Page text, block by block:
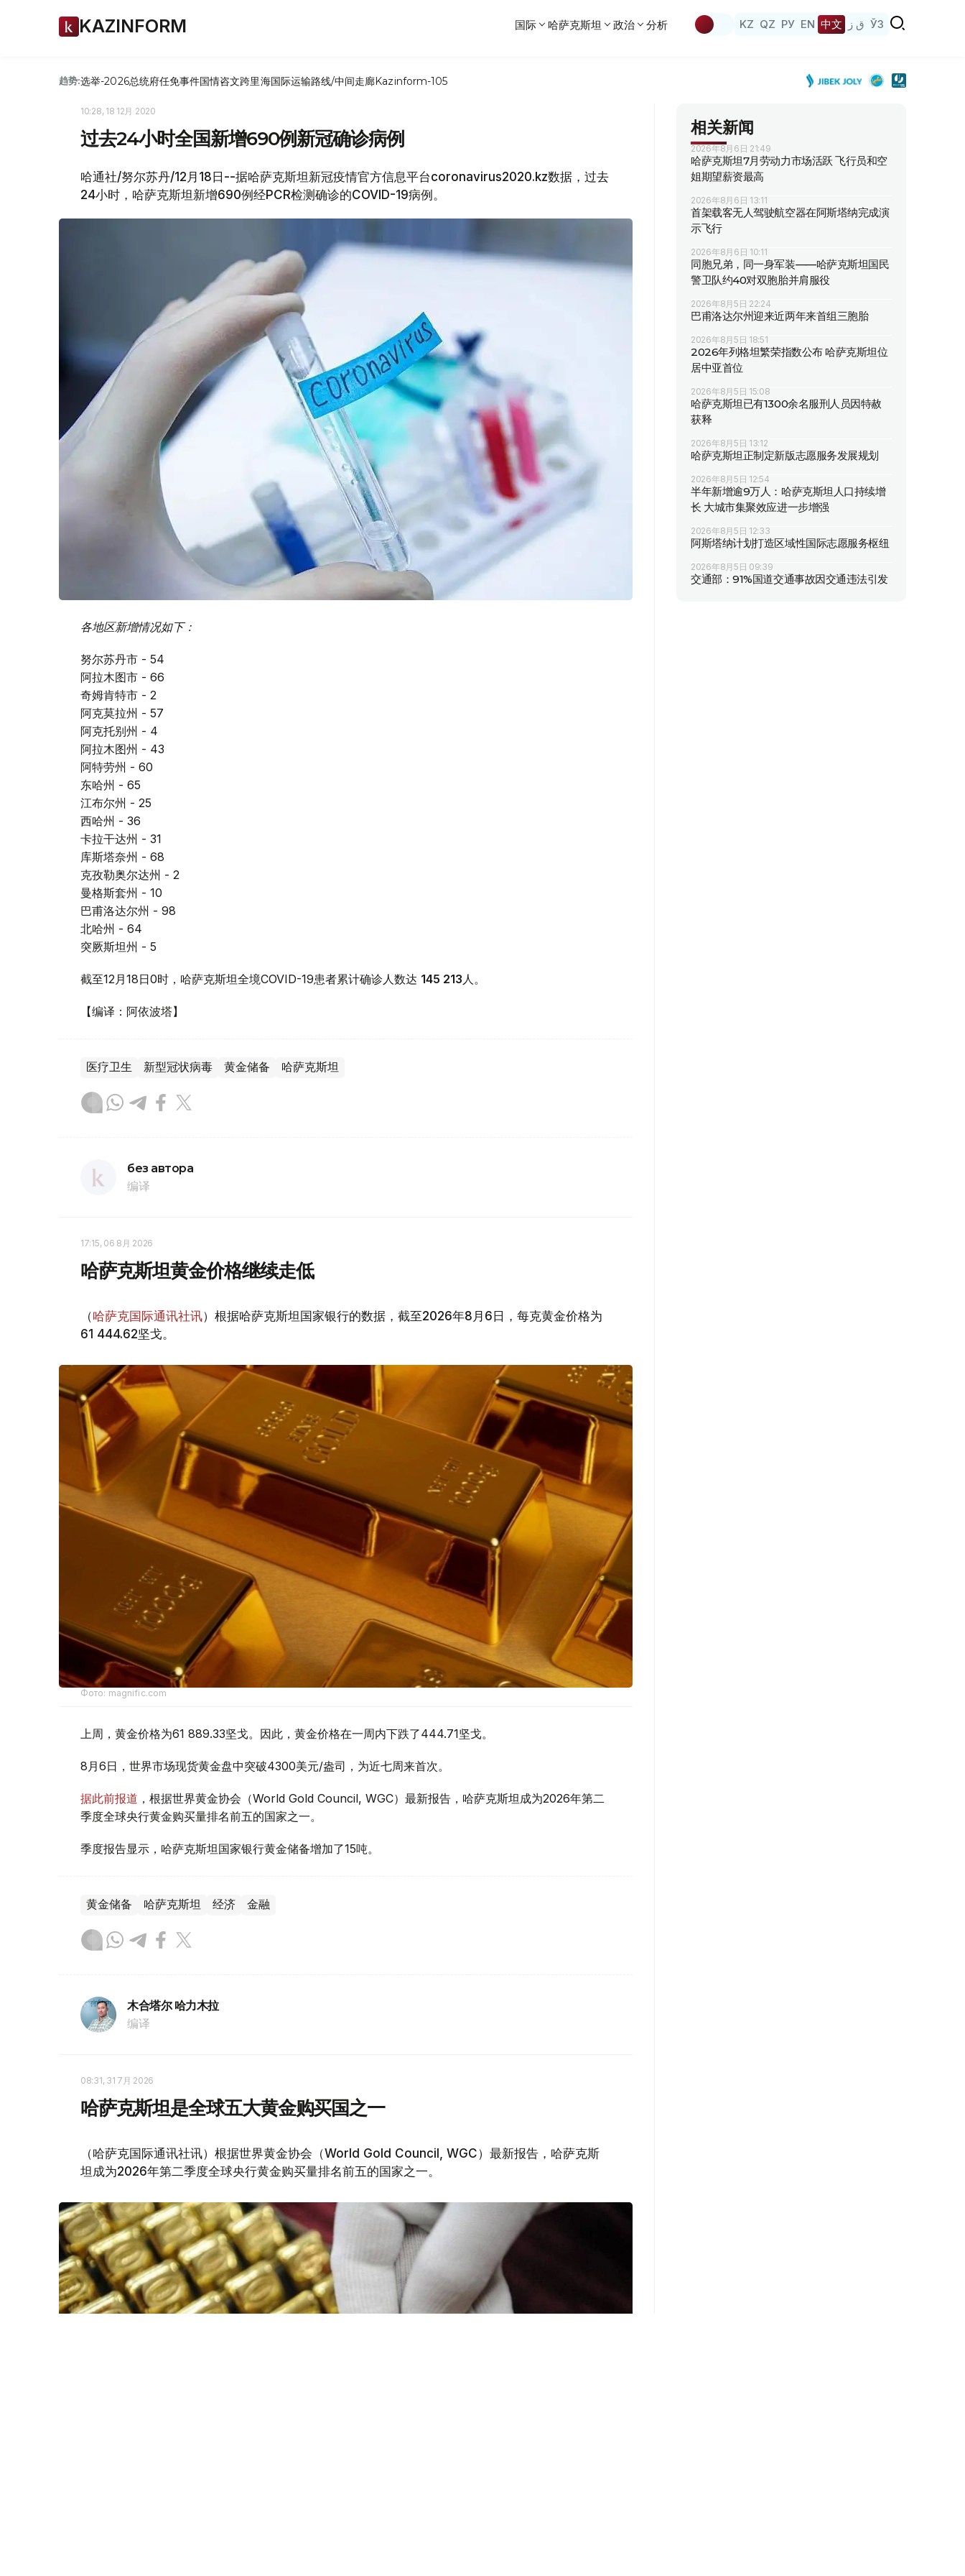
KAZINFORM 国际 哈萨克斯坦 政治 分析 KZ QZ РУ EN 中文 ق ز ЎЗ
趋势:选举-2026总统府任免事件国情咨文跨里海国际运输路线/中间走廊Kazinform-105
10:28, 18 12月 2020
过去24小时全国新增690例新冠确诊病例
哈通社/努尔苏丹/12月18日--据哈萨克斯坦新冠疫情官方信息平台coronavirus2020.kz数据，过去
24小时，哈萨克斯坦新增690例经PCR检测确诊的COVID-19病例。
各地区新增情况如下：
努尔苏丹市 - 54
阿拉木图市 - 66
奇姆肯特市 - 2
阿克莫拉州 - 57
阿克托别州 - 4
阿拉木图州 - 43
阿特劳州 - 60
东哈州 - 65
江布尔州 - 25
西哈州 - 36
卡拉干达州 - 31
库斯塔奈州 - 68
克孜勒奥尔达州 - 2
曼格斯套州 - 10
巴甫洛达尔州 - 98
北哈州 - 64
突厥斯坦州 - 5
截至12月18日0时，哈萨克斯坦全境COVID-19患者累计确诊人数达 145 213人。
【编译：阿依波塔】
医疗卫生 新型冠状病毒 黄金储备 哈萨克斯坦
без автора
编译
17:15, 06 8月 2026
哈萨克斯坦黄金价格继续走低
（哈萨克国际通讯社讯）根据哈萨克斯坦国家银行的数据，截至2026年8月6日，每克黄金价格为
61 444.62坚戈。
Фото: magnific.com
上周，黄金价格为61 889.33坚戈。因此，黄金价格在一周内下跌了444.71坚戈。
8月6日，世界市场现货黄金盘中突破4300美元/盎司，为近七周来首次。
据此前报道 ，根据世界黄金协会（World Gold Council, WGC）最新报告，哈萨克斯坦成为2026年第二
季度全球央行黄金购买量排名前五的国家之一。
季度报告显示，哈萨克斯坦国家银行黄金储备增加了15吨。
黄金储备 哈萨克斯坦 经济 金融
木合塔尔 哈力木拉
编译
08:31, 31 7月 2026
哈萨克斯坦是全球五大黄金购买国之一
（哈萨克国际通讯社讯）根据世界黄金协会（World Gold Council, WGC）最新报告，哈萨克斯
坦成为2026年第二季度全球央行黄金购买量排名前五的国家之一。
相关新闻
2026年8月6日 21:49
哈萨克斯坦7月劳动力市场活跃 飞行员和空
姐期望薪资最高
2026年8月6日 13:11
首架载客无人驾驶航空器在阿斯塔纳完成演
示飞行
2026年8月6日 10:11
同胞兄弟，同一身军装——哈萨克斯坦国民
警卫队约40对双胞胎并肩服役
2026年8月5日 22:24
巴甫洛达尔州迎来近两年来首组三胞胎
2026年8月5日 18:51
2026年列格坦繁荣指数公布 哈萨克斯坦位
居中亚首位
2026年8月5日 15:08
哈萨克斯坦已有1300余名服刑人员因特赦
获释
2026年8月5日 13:12
哈萨克斯坦正制定新版志愿服务发展规划
2026年8月5日 12:54
半年新增逾9万人：哈萨克斯坦人口持续增
长 大城市集聚效应进一步增强
2026年8月5日 12:33
阿斯塔纳计划打造区域性国际志愿服务枢纽
2026年8月5日 09:39
交通部：91%国道交通事故因交通违法引发